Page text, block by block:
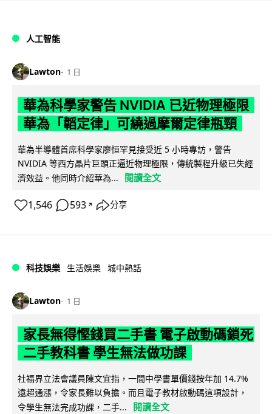
人工智能
Lawton 1 日
華為科學家警告 NVIDIA 已近物理極限
華為「韜定律」可繞過摩爾定律瓶頸
華為半導體首席科學家廖恒罕見接受近 5 小時專訪，警告
NVIDIA 等西方晶片巨頭正逼近物理極限，傳統製程升級已失經
濟效益。他同時介紹華為...
閱讀全文
1,546 593 ↗ 分享
科技娛樂 生活娛樂 城中熱話
Lawton 1 日
家長無得慳錢買二手書 電子啟動碼鎖死
二手教科書 學生無法做功課
社福界立法會議員陳文宜指，一間中學書單價錢按年加 14.7%
遠超通漲，令家長難以負擔。而且電子教材啟動碼這項設計，
令學生無法完成功課，二手...
閱讀全文